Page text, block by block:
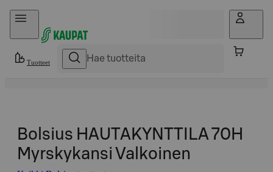
Hyppää sisältöön
Tuotteet
Bolsius HAUTAKYNTTILA 70H
Myrskykansi Valkoinen